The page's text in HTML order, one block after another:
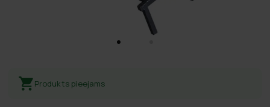
Produkts pieejams